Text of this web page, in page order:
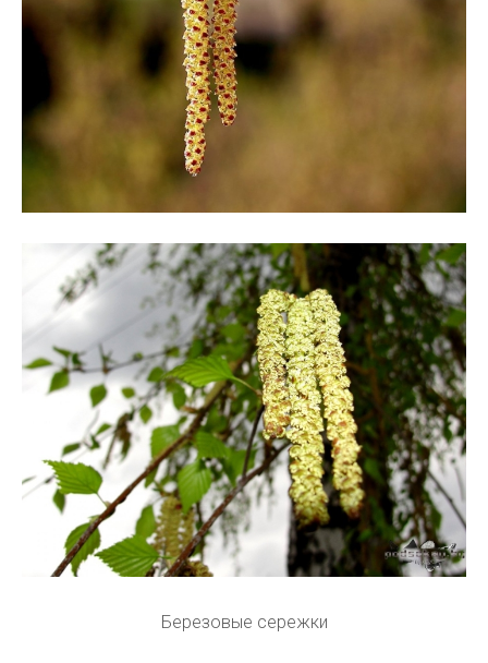
Березовые сережки